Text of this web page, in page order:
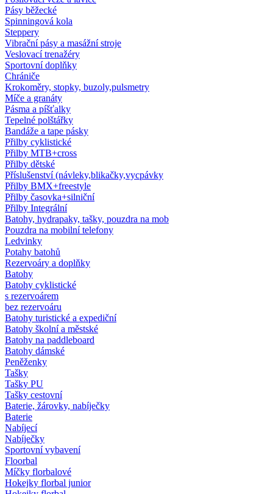
Pásy běžecké
Spinningová kola
Steppery
Vibrační pásy a masážní stroje
Veslovací trenažéry
Sportovní doplňky
Chrániče
Krokoměry, stopky, buzoly,pulsmetry
Míče a granáty
Pásma a píšťalky
Tepelné polštářky
Bandáže a tape pásky
Přilby cyklistické
Přilby MTB+cross
Přilby dětské
Příslušenství (návleky,blikačky,vycpávky
Přilby BMX+freestyle
Přilby časovka+silniční
Přilby Integrální
Batohy, hydrapaky, tašky, pouzdra na mob
Pouzdra na mobilní telefony
Ledvinky
Potahy batohů
Rezervoáry a doplňky
Batohy
Batohy cyklistické
s rezervoárem
bez rezervoáru
Batohy turistické a expediční
Batohy školní a městské
Batohy na paddleboard
Batohy dámské
Peněženky
Tašky
Tašky PU
Tašky cestovní
Baterie, žárovky, nabíječky
Baterie
Nabíjecí
Nabíječky
Sportovní vybavení
Floorbal
Míčky florbalové
Hokejky florbal junior